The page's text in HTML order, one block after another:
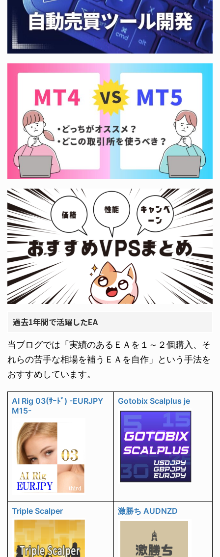
過去1年間で活躍したEA
当ブログでは「実績のあるＥＡを１～２個購入、そ
れらの苦手な相場を補うＥＡを自作」という手法を
おすすめしています。
AI Rig 03(ｻｰﾄﾞ) -EURJPY
M15-
Gotobix Scalplus je
Triple Scalper 激勝ち AUDNZD